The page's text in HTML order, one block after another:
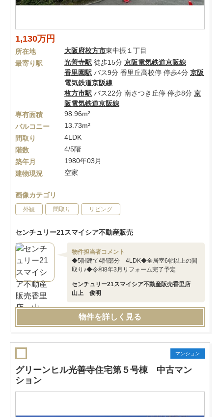
1,130万円
所在地 大阪府枚方市東中振１丁目
最寄り駅
光善寺駅 徒歩15分 京阪電気鉄道京阪線
香里園駅 バス9分 香里丘高校停 停歩4分 京阪
電気鉄道京阪線
枚方市駅 バス22分 南さつき丘停 停歩8分 京
阪電気鉄道京阪線
専有面積
98.96m²
バルコニー
13.73m²
間取り
4LDK
階数
4/5階
築年月
1980年03月
建物現況
空家
画像カテゴリ
外観 間取り リビング
センチュリー21スマイシア不動産販売
物件担当者コメント
◆5階建て4階部分 4LDK◆全居室6帖以上の間
取り♪◆令和8年3月リフォーム完了予定
センチュリー21スマイシア不動産販売香里店
山上 俊明
物件を詳しく見る
マンション
グリーンヒル光善寺住宅第５号棟 中古マン
ション